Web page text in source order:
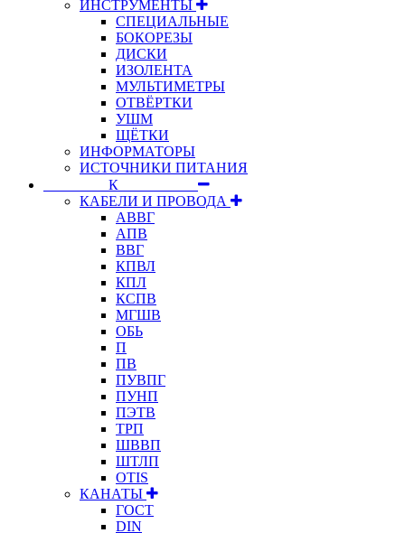
ИНСТРУМЕНТЫ
СПЕЦИАЛЬНЫЕ
БОКОРЕЗЫ
ДИСКИ
ИЗОЛЕНТА
МУЛЬТИМЕТРЫ
ОТВЁРТКИ
УШМ
ЩЁТКИ
ИНФОРМАТОРЫ
ИСТОЧНИКИ ПИТАНИЯ
⠀⠀⠀⠀⠀⠀К⠀⠀⠀⠀⠀⠀⠀
КАБЕЛИ И ПРОВОДА
АВВГ
АПВ
ВВГ
КПВЛ
КПЛ
КСПВ
МГШВ
ОБЬ
П
ПВ
ПУВПГ
ПУНП
ПЭТВ
ТРП
ШВВП
ШТЛП
OTIS
КАНАТЫ
ГОСТ
DIN